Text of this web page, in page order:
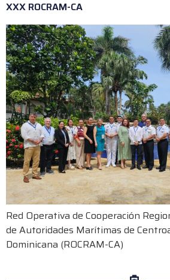
XXX ROCRAM-CA
Red Operativa de Cooperación
de Autoridades Marítimas de
Dominicana (ROCRAM-CA)